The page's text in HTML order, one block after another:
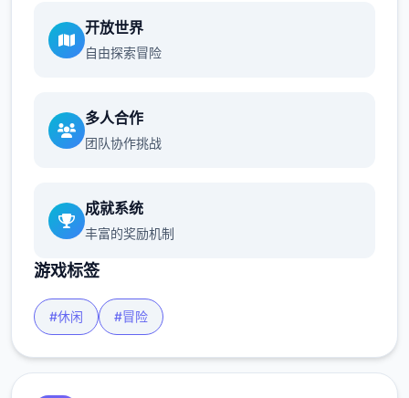
开放世界
自由探索冒险
多人合作
团队协作挑战
成就系统
丰富的奖励机制
游戏标签
#休闲 #冒险